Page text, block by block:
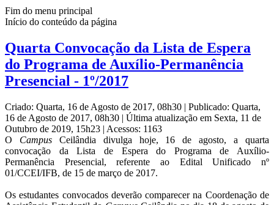
Fim do menu principal
Início do conteúdo da página
Quarta Convocação da Lista de Espera
do Programa de Auxílio-Permanência
Presencial - 1º/2017
Criado: Quarta, 16 de Agosto de 2017, 08h30 | Publicado: Quarta,
16 de Agosto de 2017, 08h30 | Última atualização em Sexta, 11 de
Outubro de 2019, 15h23 | Acessos: 1163
O CampusCeilândia divulga hoje, 16 de agosto, a quarta
convocação da Lista de Espera do Programa de Auxílio-
Permanência Presencial, referente ao Edital Unificado nº
01/CCEI/IFB, de 15 de março de 2017.
Os estudantes convocados deverão comparecer na Coordenação de